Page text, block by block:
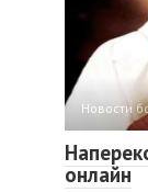
Новости
онлайн